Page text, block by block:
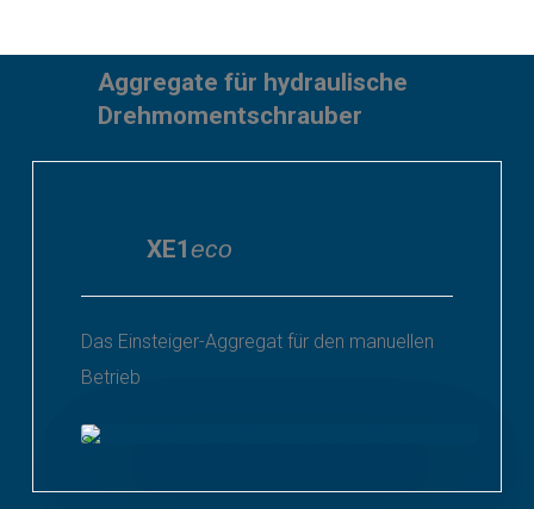
Aggregate für hydraulische
Drehmomentschrauber
XE1eco
Das Einsteiger-Aggregat für den manuellen
Betrieb